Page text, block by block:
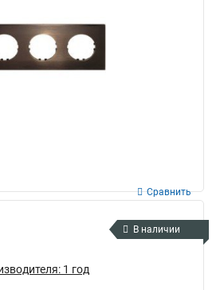
Сравнить
В наличии
1 год